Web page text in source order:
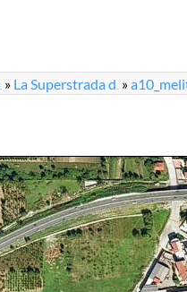
» La Superstrada d »